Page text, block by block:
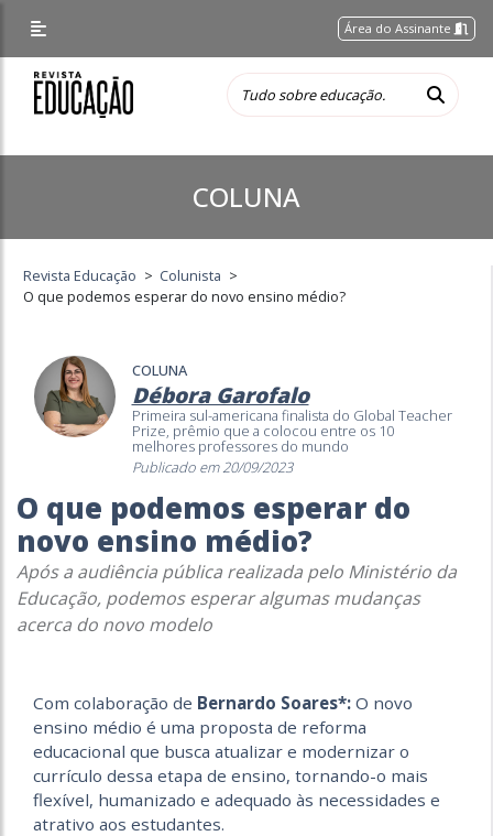
Área do Assinante
COLUNA
Revista Educação > Colunista >
O que podemos esperar do novo ensino médio?
COLUNA
Débora Garofalo
Primeira sul-americana finalista do Global Teacher
Prize, prêmio que a colocou entre os 10
melhores professores do mundo
Publicado em 20/09/2023
O que podemos esperar do
novo ensino médio?
Após a audiência pública realizada pelo Ministério da
Educação, podemos esperar algumas mudanças
acerca do novo modelo
Com colaboração de Bernardo Soares*: O novo
ensino médio é uma proposta de reforma
educacional que busca atualizar e modernizar o
currículo dessa etapa de ensino, tornando-o mais
flexível, humanizado e adequado às necessidades e
atrativo aos estudantes.